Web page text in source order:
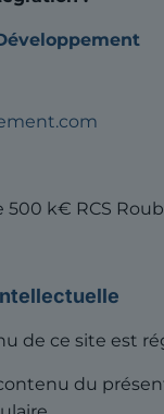
500 k€ RCS
de ce site est
du